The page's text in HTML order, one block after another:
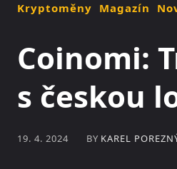
Kryptoměny Magazín
Coinomi:
s českou
19. 4. 2024 BY KAREL